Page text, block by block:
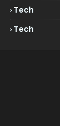
Tech
Tech